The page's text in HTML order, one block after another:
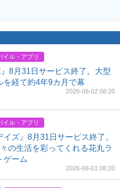
イル・アプリ
』8月31日サービス終了。大型
を経て約4年9カ月で幕
2026-08-02 08:20
イル・アプリ
イズ』8月31日サービス終了。
の生活を彩ってくれる花丸ラ
ゲーム
2026-08-01 08:20